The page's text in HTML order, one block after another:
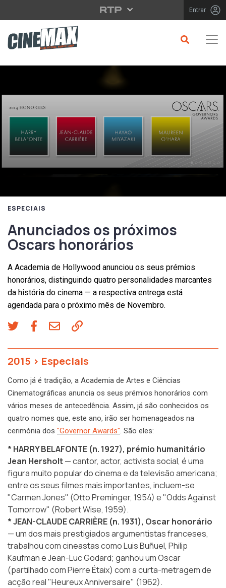
Saltar para o conteúdo principal Entrar
ESPECIAIS
Anunciados os próximos
Oscars honorários
A Academia de Hollywood anunciou os seus prémios
honorários, distinguindo quatro personalidades marcantes
da história do cinema — a respectiva entrega está
agendada para o próximo mês de Novembro.
2015 > Especiais
Como já é tradição, a Academia de Artes e Ciências
Cinematográficas anuncia os seus prémios honorários com
vários meses de antecedência. Assim, já são conhecidos os
quatro nomes que, este ano, irão ser homenageados na
cerimónia dos "Governor Awards". São eles:
* HARRY BELAFONTE (n. 1927), prémio humanitário
Jean Hersholt— cantor, actor, activista social, é uma
figura muito popular do cinema e da televisão americana;
entre os seus filmes mais importantes, incluem-se
"Carmen Jones" (Otto Preminger, 1954) e "Odds Against
Tomorrow" (Robert Wise, 1959).
* JEAN-CLAUDE CARRIÈRE (n. 1931), Oscar honorário
— um dos mais prestigiados argumentistas franceses,
trabalhou com cineastas como Luis Buñuel, Philip
Kaufman e Jean-Luc Godard; ganhou um Oscar
(partilhado com Pierre Étaix) com a curta-metragem de
acção real "Heureux Anniversaire" (1962).